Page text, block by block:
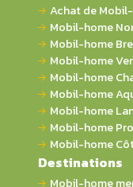
Achat de
Mobil-home
Mobil-home
Mobil-home
Mobil-home
Mobil-home
Mobil-home
Mobil-home
Mobil-home
Destinations
Mobil-home